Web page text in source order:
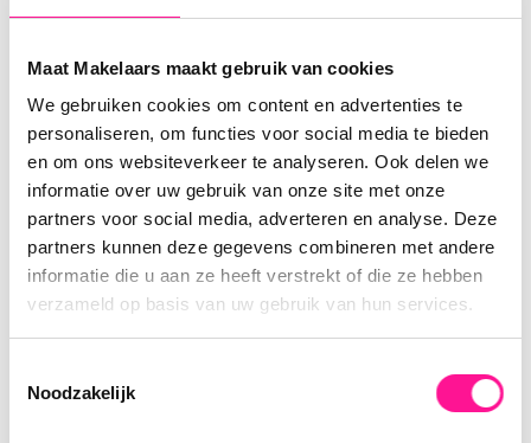
Maat Makelaars maakt gebruik van cookies
We gebruiken cookies om content en advertenties te
personaliseren, om functies voor social media te bieden
en om ons websiteverkeer te analyseren. Ook delen we
informatie over uw gebruik van onze site met onze
partners voor social media, adverteren en analyse. Deze
partners kunnen deze gegevens combineren met andere
informatie die u aan ze heeft verstrekt of die ze hebben
verzameld op basis van uw gebruik van hun services.
Noodzakelijk
Bereikbaarheid
Snelweg
Op 3000 m tot 4000 m
Treinstation
Op 1000 m tot 1500 m
Bushalte
Op 1000 m tot 1500 m